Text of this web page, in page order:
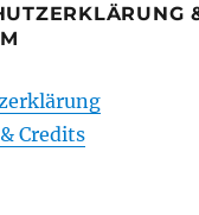
Credits